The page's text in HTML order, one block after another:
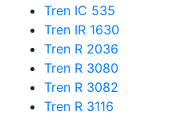
Tren IC 535
Tren IR 1630
Tren R 2036
Tren R 3080
Tren R 3082
Tren R 3116